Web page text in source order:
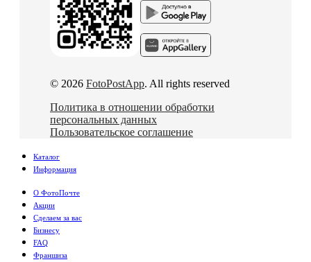
© 2026 FotoPostApp. All rights reserved
Политика в отношении обработки
персональных данных
Пользовательское соглашение
Каталог
Информация
О ФотоПочте
Акции
Сделаем за вас
Бизнесу
FAQ
Франшиза